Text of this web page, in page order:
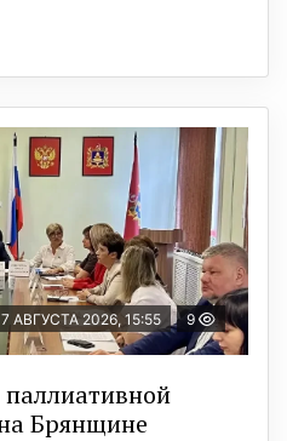
7 АВГУСТА 2026, 15:55 9
Брянщине